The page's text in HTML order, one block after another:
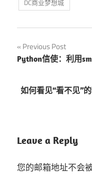
DC商业梦想城
文
章
导
Previous Post
Python信使：利用
如何看见“看不见”
Leave a Reply
您的邮箱地址不会